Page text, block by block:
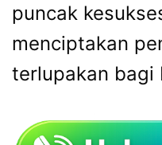
puncak
menciptakan
terlupakan bagi